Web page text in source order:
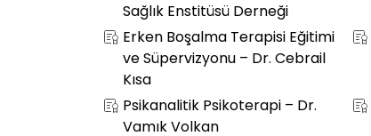
Sağlık Enstitüsü Derneği
Erken Boşalma Terapisi Eğitimi
ve Süpervizyonu – Dr. Cebrail
Kısa
Psikanalitik Psikoterapi – Dr.
Vamık Volkan